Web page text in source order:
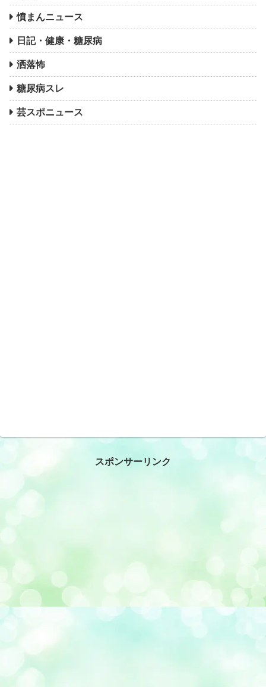
憤まんニュース
日記・健康・糖尿病
洒落怖
糖尿病スレ
芸スポニュース
スポンサーリンク